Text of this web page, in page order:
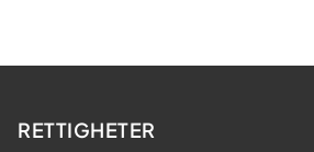
RETTIGHETER